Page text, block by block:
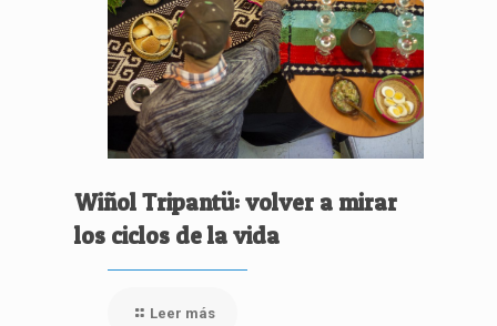
Wiñol Tripantü: volver a mirar
los ciclos de la vida
Leer más